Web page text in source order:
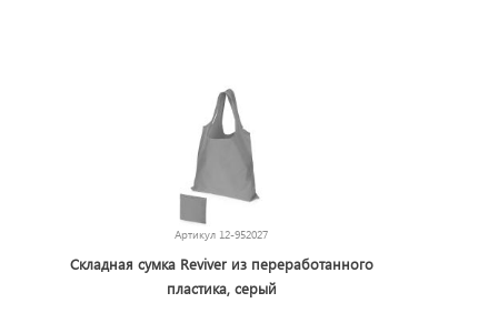
Артикул 12-952027
Складная сумка Reviver из переработанного
пластика, серый